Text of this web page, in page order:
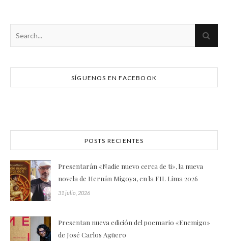
SÍGUENOS EN FACEBOOK
POSTS RECIENTES
Presentarán «Nadie nuevo cerca de ti», la nueva
novela de Hernán Migoya, en la FIL Lima 2026
31 julio, 2026
Presentan nueva edición del poemario «Enemigo»
de José Carlos Agüero